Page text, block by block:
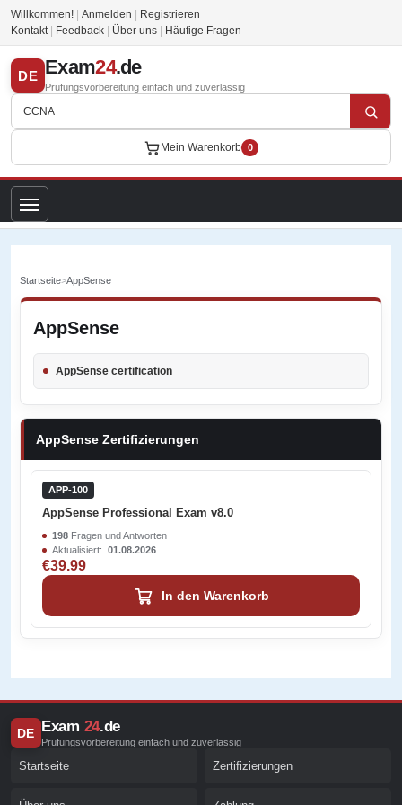
Willkommen! Anmelden
Registrieren
Kontakt
Feedback Über uns Häufige Fragen
DE Exam24.de
Prüfungsvorbereitung einfach und zuverlässig
Mein Warenkorb 0
Startseite>AppSense
AppSense
AppSense certification
AppSense Zertifizierungen
APP-100
AppSense Professional Exam v8.0
198 Fragen und Antworten
Aktualisiert: 01.08.2026
€39.99
In den Warenkorb
DE Exam 24.de
Prüfungsvorbereitung einfach und zuverlässig
Startseite Zertifizierungen